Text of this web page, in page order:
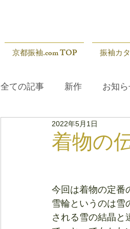
京都振袖.com TOP 振袖カ
全ての記事 新作 お知
新作
着物の
2022年5月1日
今回は着物の定番
雪輪というのは雪
される雪の結晶と